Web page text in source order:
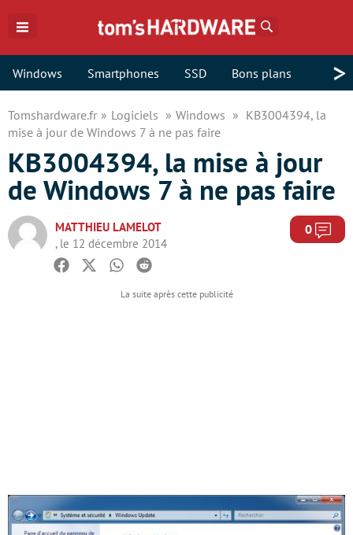
Windows Smartphones SSD Bons plans >
Tomshardware.fr Logiciels Windows
KB3004394, la
mise à jour de Windows 7 à ne pas faire
KB3004394, la mise à jour
de Windows 7 à ne pas faire
MATTHIEU LAMELOT
, le 12 décembre 2014
0
Facebook
TwitterWhatsapp
Reddit